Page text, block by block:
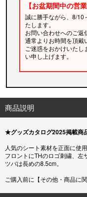
【お盆期間中の営
誠に勝手ながら、8/10
たします。
お問い合わせへのご返
通常よりお時間を頂戴
ご迷惑をおかけいた
い申し上げます。
商品説明
★グッズカタログ2025掲載
人気のシート素材を正面に使
フロントにTHのロゴ刺繍、左
ツバは長めの8.5cm。
ご購入前に【その他・商品に